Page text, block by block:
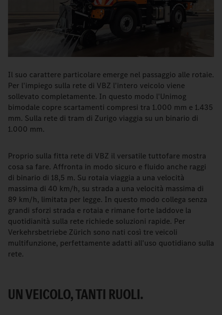
Il suo carattere particolare emerge nel passaggio alle rotaie.
Per l'impiego sulla rete di VBZ l'intero veicolo viene
sollevato completamente. In questo modo l'Unimog
bimodale copre scartamenti compresi tra 1.000 mm e 1.435
mm. Sulla rete di tram di Zurigo viaggia su un binario di
1.000 mm.
Proprio sulla fitta rete di VBZ il versatile tuttofare mostra
cosa sa fare. Affronta in modo sicuro e fluido anche raggi
di binario di 18,5 m. Su rotaia viaggia a una velocità
massima di 40 km/h, su strada a una velocità massima di
89 km/h, limitata per legge. In questo modo collega senza
grandi sforzi strada e rotaia e rimane forte laddove la
quotidianità sulla rete richiede soluzioni rapide. Per
Verkehrsbetriebe Zürich sono nati così tre veicoli
multifunzione, perfettamente adatti all'uso quotidiano sulla
rete.
UN VEICOLO, TANTI RUOLI.